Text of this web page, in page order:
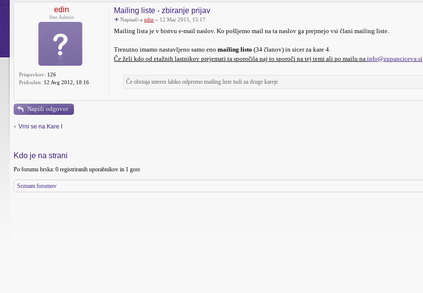
edin
Site Admin
Prispevkov: 126
Pridružen: 12 Avg 2012, 18:16
Mailing liste - zbiranje prijav
Napisal/-a edin » 12 Mar 2015, 15:17
Mailing lista je v bistvu e-mail naslov. Ko pošljemo mail na ta naslov ga prejmejo vsi člani mailing liste.
Trenutno imamo nastavljeno samo eno mailing listo (34 članov) in sicer za kare 4.
Če želi kdo od etažnih lastnikov prejemati ta sporočila naj to sporoči na tej temi ali po mailu na info@zupanciceva.si
Če obstaja interes lahko odpremo mailing liste tudi za druge kareje.
Napiši odgovor
Vrni se na Kare I
Kdo je na strani
Po forumu brska: 0 registriranih uporabnikov in 1 gost
Seznam forumov